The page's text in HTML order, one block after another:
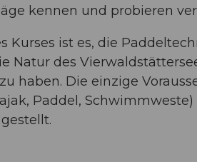
kennen und probieren
Kurses ist es, die
Natur des
haben. Die einzige
Paddel,